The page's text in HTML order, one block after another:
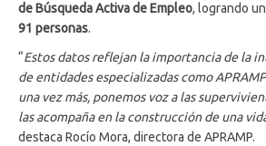
de Búsqueda Activa de Empleo, logrando un
91 personas.
“Estos datos reflejan la importancia de la
de entidades especializadas como
una vez más, ponemos voz a las
las acompaña en la construcción de una
destaca Rocío Mora, directora de APRAMP.